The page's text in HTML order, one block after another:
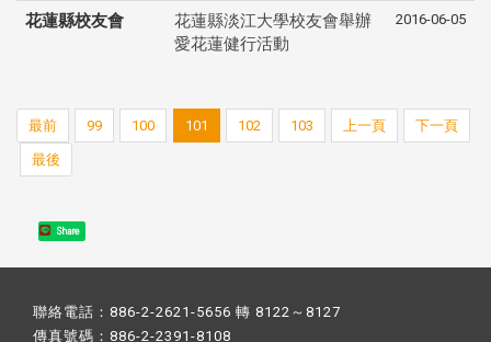
花蓮縣校友會
花蓮縣淡江大學校友會舉辦
愛花蓮健行活動
2016-06-05
最前 99 100 101 102 103 上一頁 下一頁
最後
Share
聯絡電話：886-2-2621-5656 轉 8122～8127
傳真號碼：886-2-2391-8108